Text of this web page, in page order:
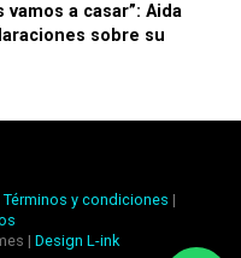
a casar”: Aida
sobre su
Términos y condiciones |
|Design L-ink